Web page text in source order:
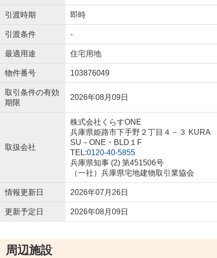
引渡時期 即時
引渡条件 -
最適用途 住宅用地
物件番号 103876049
取引条件の有効
期限
2026年08月09日
取扱会社
株式会社くらすONE
兵庫県姫路市下手野２丁目４－３ KURA
SU－ONE・BLD１F
TEL:0120-40-5855
兵庫県知事 (2) 第451506号
（一社）兵庫県宅地建物取引業協会
情報更新日 2026年07月26日
更新予定日 2026年08月09日
周辺施設